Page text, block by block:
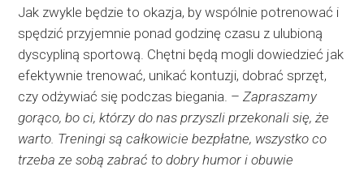
Jak zwykle będzie to okazja, by wspólnie potrenować i
spędzić przyjemnie ponad godzinę czasu z ulubioną
dyscypliną sportową. Chętni będą mogli dowiedzieć jak
efektywnie trenować, unikać kontuzji, dobrać sprzęt,
czy odżywiać się podczas biegania. – Zapraszamy
gorąco, bo ci, którzy do nas przyszli przekonali się, że
warto. Treningi są całkowicie bezpłatne, wszystko co
trzeba ze sobą zabrać to dobry humor i obuwie